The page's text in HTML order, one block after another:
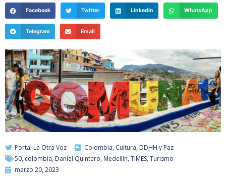
Facebook Twitter LinkedIn WhatsApp
Telegram Email
Portal La Otra Voz Colombia, Cultura, DDHH y Paz
50, colombia, Daniel Quintero, Medellín, TIMES, Turismo
marzo 20, 2023